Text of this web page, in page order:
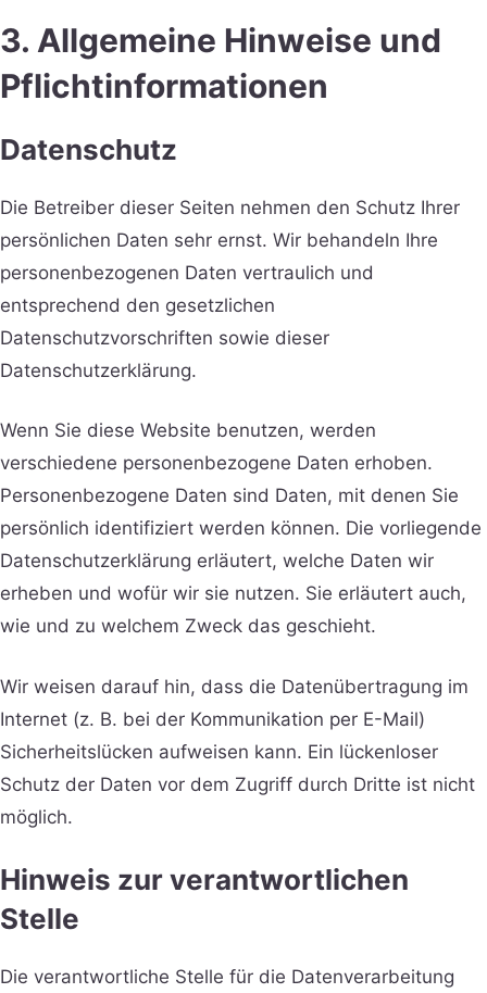
3. Allgemeine Hinweise und
Pflicht­informationen
Datenschutz
Die Betreiber dieser Seiten nehmen den Schutz Ihrer
persönlichen Daten sehr ernst. Wir behandeln Ihre
personenbezogenen Daten vertraulich und
entsprechend den gesetzlichen
Datenschutzvorschriften sowie dieser
Datenschutzerklärung.
Wenn Sie diese Website benutzen, werden
verschiedene personenbezogene Daten erhoben.
Personenbezogene Daten sind Daten, mit denen Sie
persönlich identifiziert werden können. Die vorliegende
Datenschutzerklärung erläutert, welche Daten wir
erheben und wofür wir sie nutzen. Sie erläutert auch,
wie und zu welchem Zweck das geschieht.
Wir weisen darauf hin, dass die Datenübertragung im
Internet (z. B. bei der Kommunikation per E-Mail)
Sicherheitslücken aufweisen kann. Ein lückenloser
Schutz der Daten vor dem Zugriff durch Dritte ist nicht
möglich.
Hinweis zur verantwortlichen
Stelle
Die verantwortliche Stelle für die Datenverarbeitung